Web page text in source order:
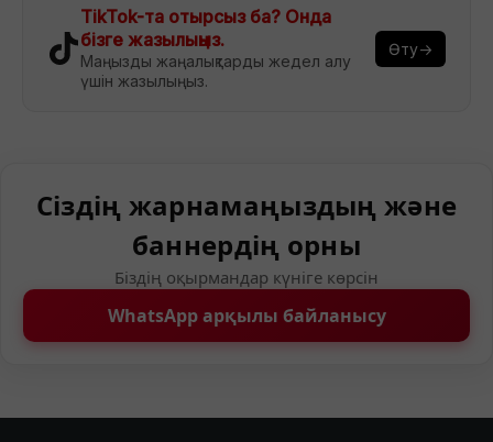
TikTok-та отырсыз ба? Онда
бізге жазылыңыз.
Маңызды жаңалықтарды жедел алу
үшін жазылыңыз.
Өту→
Сіздің жарнамаңыздың және
баннердің орны
Біздің оқырмандар күніге көрсін
WhatsApp арқылы байланысу